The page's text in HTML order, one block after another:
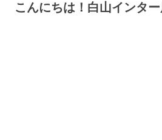
こんにちは！白山インタ